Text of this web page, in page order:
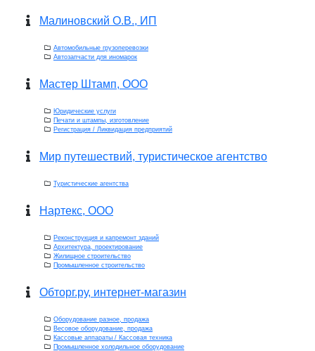
Малиновский О.В., ИП
Автомобильные грузоперевозки
Автозапчасти для иномарок
Мастер Штамп, ООО
Юридические услуги
Печати и штампы, изготовление
Регистрация / Ликвидация предприятий
Мир путешествий, туристическое агентство
Туристические агентства
Нартекс, ООО
Реконструкция и капремонт зданий
Архитектура, проектирование
Жилищное строительство
Промышленное строительство
Обторг.ру, интернет-магазин
Оборудование разное, продажа
Весовое оборудование, продажа
Кассовые аппараты / Кассовая техника
Промышленное холодильное оборудование